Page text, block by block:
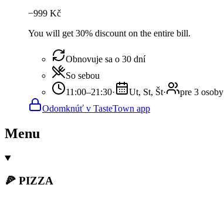
−999 Kč
You will get 30% discount on the entire bill.
Obnovuje sa o 30 dní
So sebou
11:00–21:30· Ut, St, Št·
pre 3 osoby
Odomknúť v TasteTown app
Menu
🍕 PIZZA